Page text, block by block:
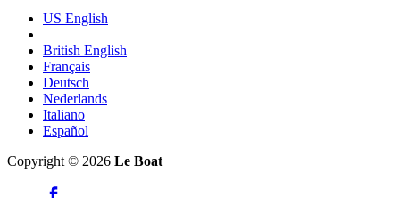
US English
British English
Français
Deutsch
Nederlands
Italiano
Español
Copyright © 2026 Le Boat